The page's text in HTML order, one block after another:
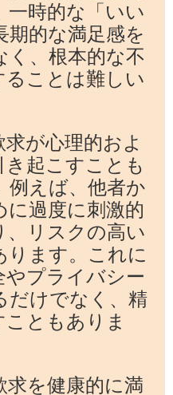
一時的な「いい
期的な満足感を
く、根本的な不
ることは難しい
が心理的およ
起こすことも
例えば、他者か
に過度に刺激的
、リスクの高い
ります。これに
やプライバシー
だけでなく、精
ともありま
求を健康的に満